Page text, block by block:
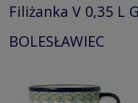
Filiżanka V 0,35 L
BOLESŁAWIEC